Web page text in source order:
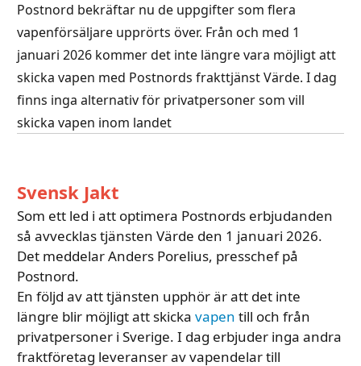
Postnord bekräftar nu de uppgifter som flera
vapenförsäljare upprörts över. Från och med 1
januari 2026 kommer det inte längre vara möjligt att
skicka vapen med Postnords frakttjänst Värde. I dag
finns inga alternativ för privatpersoner som vill
skicka vapen inom landet
Svensk Jakt
Som ett led i att optimera Postnords erbjudanden
så avvecklas tjänsten Värde den 1 januari 2026.
Det meddelar Anders Porelius, presschef på
Postnord.
En följd av att tjänsten upphör är att det inte
längre blir möjligt att skicka vapen till och från
privatpersoner i Sverige. I dag erbjuder inga andra
fraktföretag leveranser av vapendelar till